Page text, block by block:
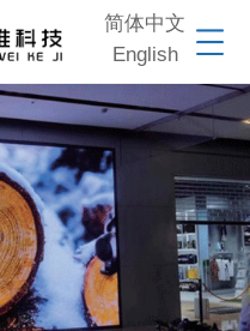
简体中文
English